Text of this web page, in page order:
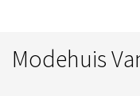
Modehuis